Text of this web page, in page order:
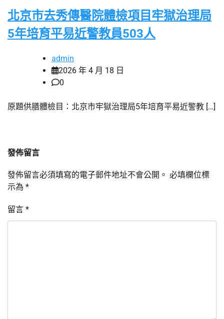
北京市去秀傳醫院體檢項目牢獄治理局
5年培育平易近警教員503人
admin
2026 年 4 月 18 日
0
原題供膳體檢目：北京市牢獄治理局5年培育平易近警教 […]
發佈留言
發佈留言必須填寫的電子郵件地址不會公開。 必填欄位標
示為 *
留言 *